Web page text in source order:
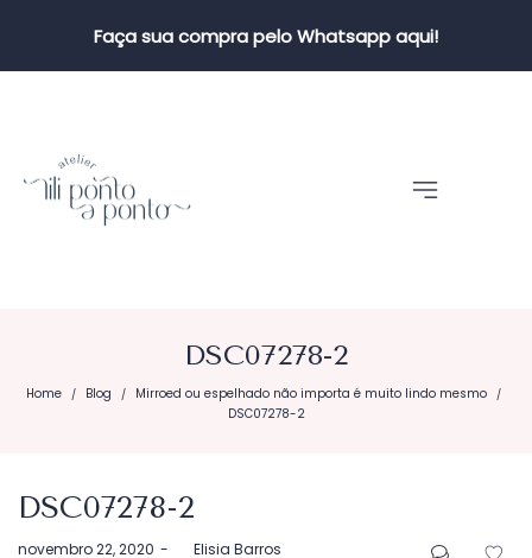
Faça sua compra pelo Whatsapp aqui!
DSC07278-2
Home / Blog / Mirroed ou espelhado não importa é muito lindo mesmo /
DSC07278-2
DSC07278-2
Postado
novembro 22, 2020 byElisia Barros